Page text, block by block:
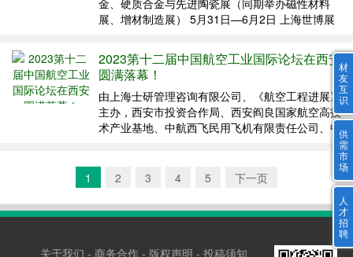
金、硬质合金与先进陶瓷展（同期举办磁性材料
展、增材制造展） 5月31日—6月2日 上海世博展
米，中外展商750多家，参展品牌1,200多个，专
业媒体100多家，8大高品质论坛共有主题...
2023第十二届中国航空工业国际论坛在西安
圆满落幕！
由上海士研管理咨询有限公司、《航空工程进展》
主办，西安市投资合作局、西安阎良国家航空高技
术产业基地、中航西飞民用飞机有限责任公司、中
国航空学会结构与强度分会、中国航空学会预测与
会、上海市无人机产业协会协办的“2023第十二届
中国航空工业国...
1 2 3 4 5 下一页
关于我们 - 商务合作- 版权声明 - 投稿须知
材
友
互
识
供
需
市
场
人
才
招
聘